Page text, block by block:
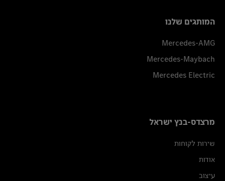
המותגים שלנו
Mercedes-AMG
Mercedes-Maybach
Mercedes Electric
מרצדס-בנץ ישראל
שירות לקוחות
אודות
עיצוב